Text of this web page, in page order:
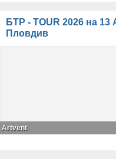
БТР - TOUR 2026 на 13
Пловдив
Artvent